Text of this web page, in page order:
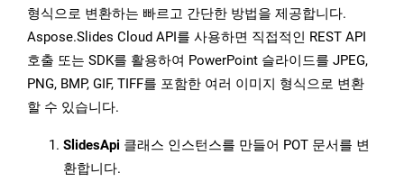
형식으로 변환하는 빠르고 간단한 방법을 제공합니다.
Aspose.Slides Cloud API를 사용하면 직접적인 REST API
호출 또는 SDK를 활용하여 PowerPoint 슬라이드를 JPEG,
PNG, BMP, GIF, TIFF를 포함한 여러 이미지 형식으로 변환
할 수 있습니다.
SlidesApi 클래스 인스턴스를 만들어 POT 문서를 변
환합니다.